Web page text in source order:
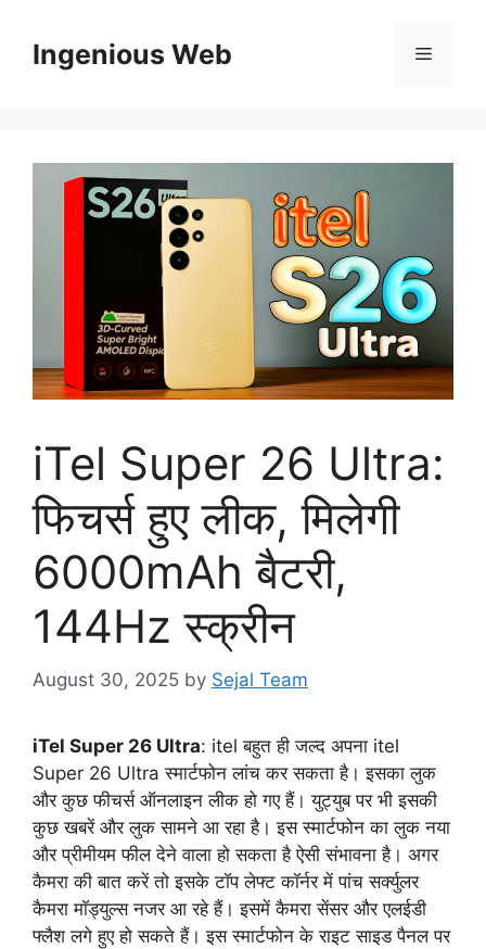
contentIngenious Web Menu
iTel Super 26 Ultra:
फिचर्स हुए लीक, मिलेगी
6000mAh बैटरी,
144Hz स्क्रीन
August 30, 2025 by Sejal Team
iTel Super 26 Ultra: itel बहुत ही जल्द अपना itel
Super 26 Ultra स्मार्टफोन लांच कर सकता है। इसका लुक
और कुछ फीचर्स ऑनलाइन लीक हो गए हैं। युट्युब पर भी इसकी
कुछ खबरें और लुक सामने आ रहा है। इस स्मार्टफोन का लुक नया
और प्रीमीयम फील देने वाला हो सकता है ऐसी संभावना है। अगर
कैमरा की बात करें तो इसके टाॅप लेफ्ट काॅर्नर में पांच सर्क्युलर
कैमरा माॅड्युल्स नजर आ रहे हैं। इसमें कैमरा सेंसर और एलईडी
फ्लैश लगे हुए हो सकते हैं। इस स्मार्टफोन के राइट साइड पैनल पर